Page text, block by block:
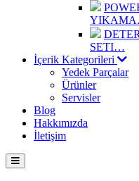
SETI…
İçerik Kategorileri
Yedek Parçalar
Ürünler
Servisler
Blog
Hakkımızda
İletişim